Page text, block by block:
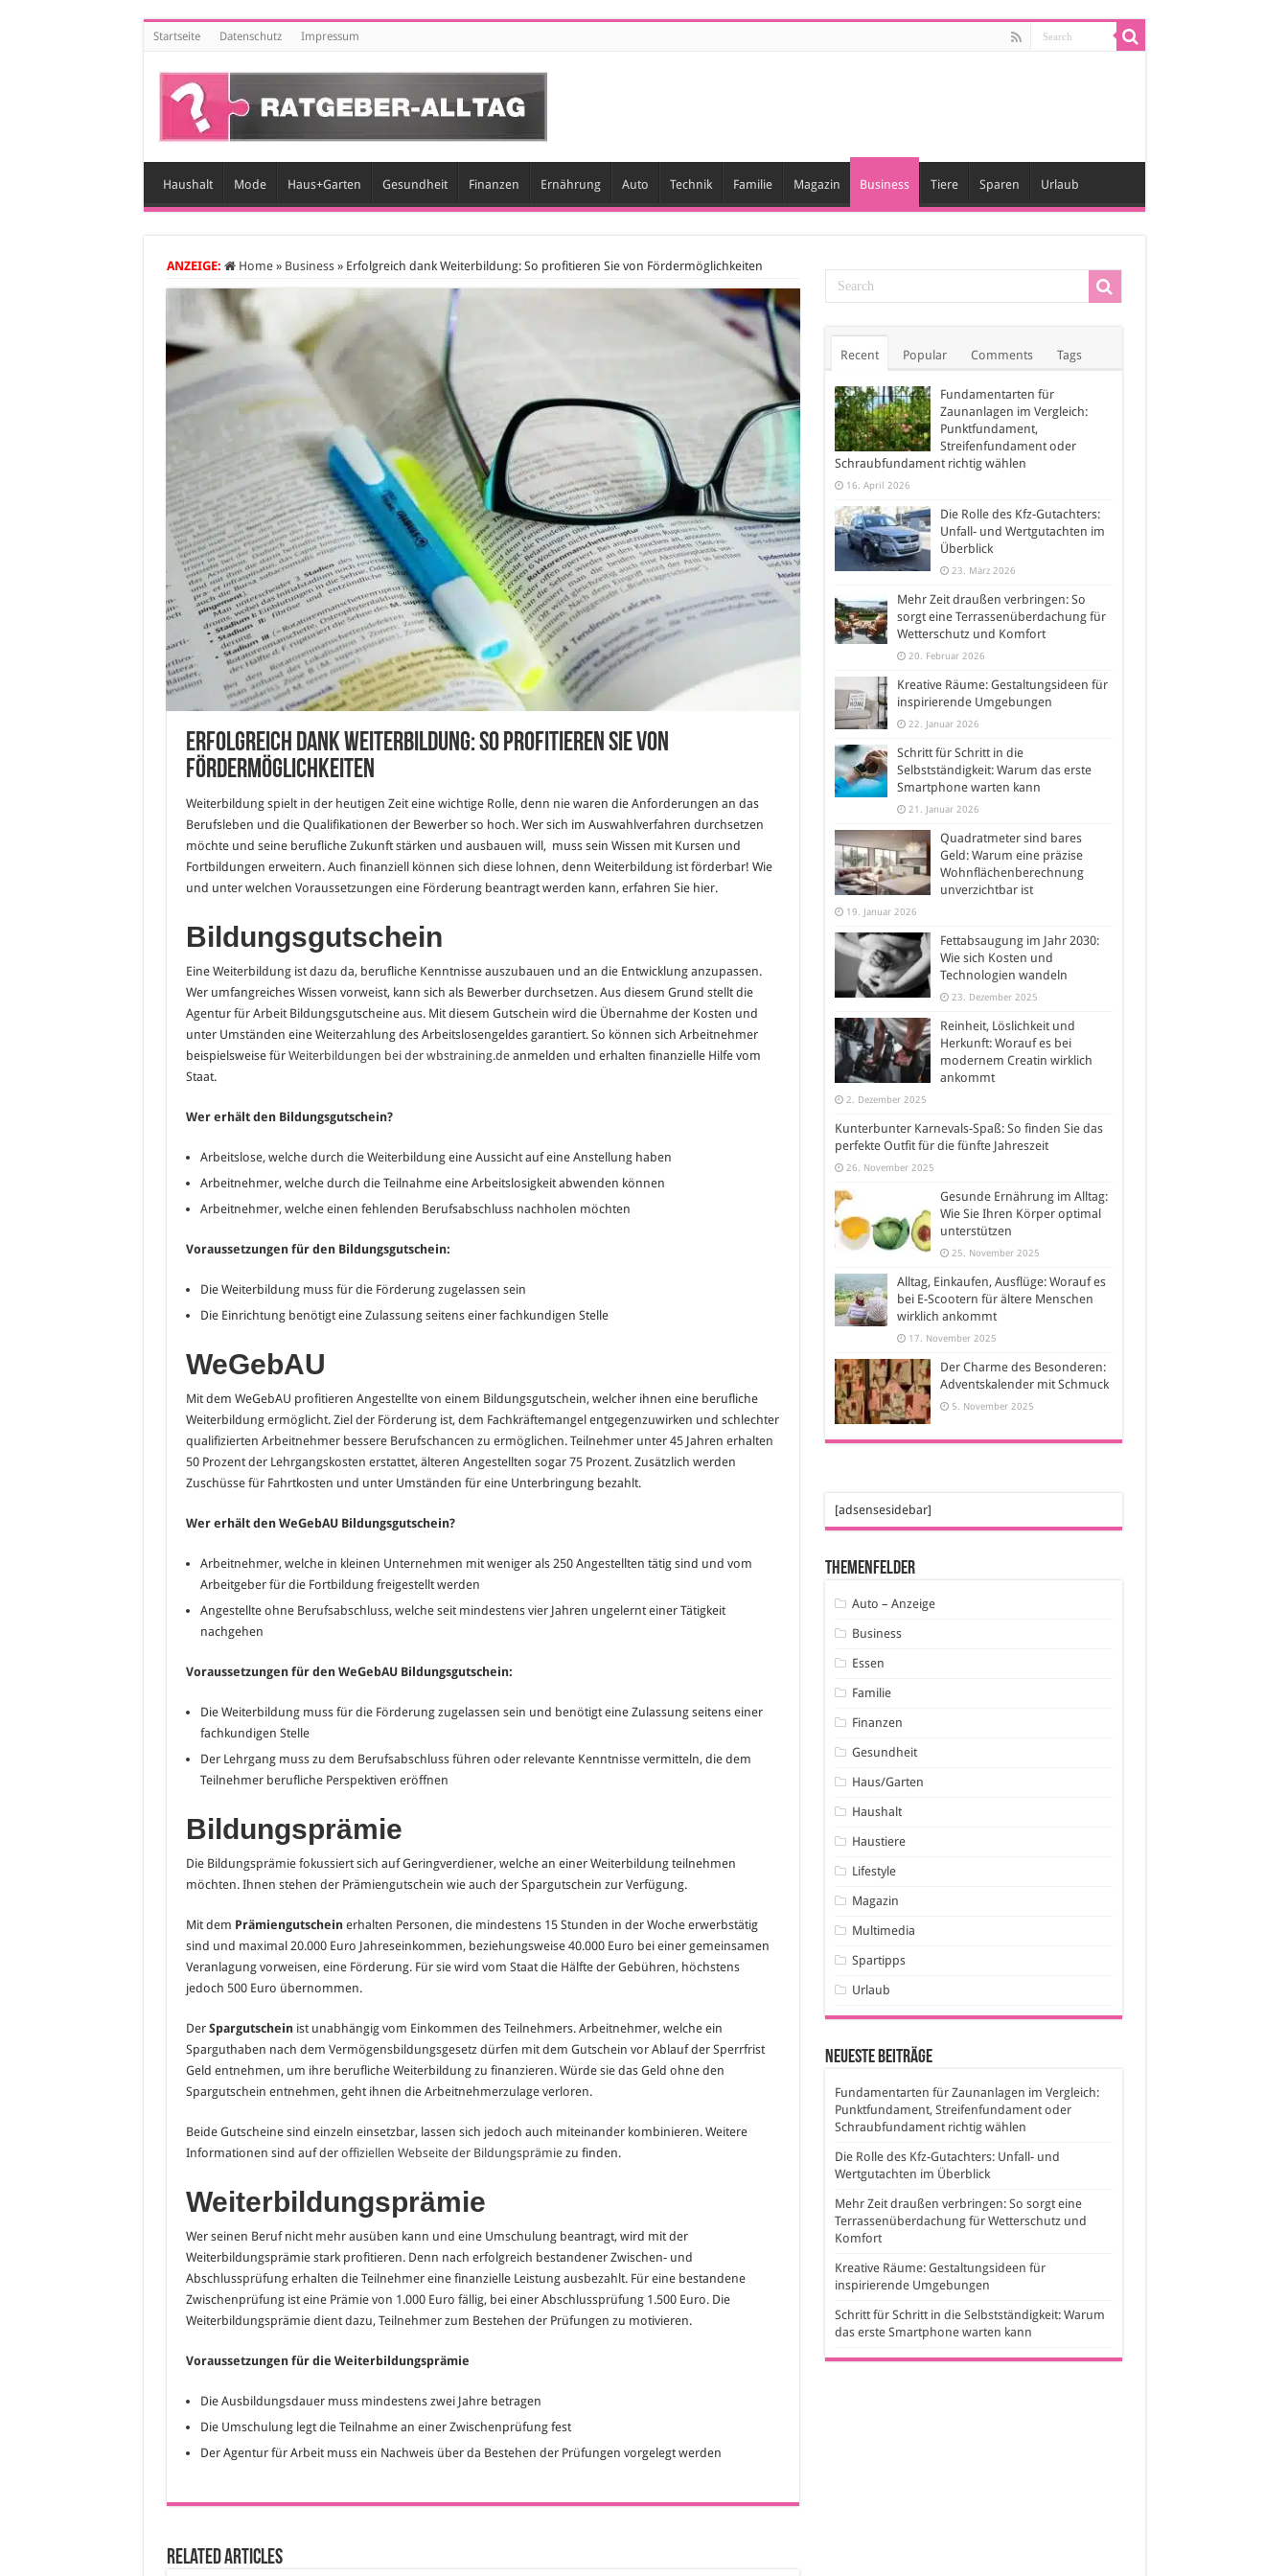
Startseite Datenschutz Impressum
Haushalt Mode Haus+Garten Gesundheit Finanzen Ernährung Auto Technik Familie Magazin Business Tiere Sparen Urlaub
ANZEIGE: Home » Business » Erfolgreich dank Weiterbildung: So profitieren Sie von Fördermöglichkeiten
Erfolgreich dank Weiterbildung: So profitieren Sie von
Fördermöglichkeiten
Weiterbildung spielt in der heutigen Zeit eine wichtige Rolle, denn nie waren die Anforderungen an das
Berufsleben und die Qualifikationen der Bewerber so hoch. Wer sich im Auswahlverfahren durchsetzen
möchte und seine berufliche Zukunft stärken und ausbauen will, muss sein Wissen mit Kursen und
Fortbildungen erweitern. Auch finanziell können sich diese lohnen, denn Weiterbildung ist förderbar! Wie
und unter welchen Voraussetzungen eine Förderung beantragt werden kann, erfahren Sie hier.
Bildungsgutschein
Eine Weiterbildung ist dazu da, berufliche Kenntnisse auszubauen und an die Entwicklung anzupassen.
Wer umfangreiches Wissen vorweist, kann sich als Bewerber durchsetzen. Aus diesem Grund stellt die
Agentur für Arbeit Bildungsgutscheine aus. Mit diesem Gutschein wird die Übernahme der Kosten und
unter Umständen eine Weiterzahlung des Arbeitslosengeldes garantiert. So können sich Arbeitnehmer
beispielsweise für Weiterbildungen bei der wbstraining.deanmelden und erhalten finanzielle Hilfe vom
Staat.
Wer erhält den Bildungsgutschein?
Arbeitslose, welche durch die Weiterbildung eine Aussicht auf eine Anstellung haben
Arbeitnehmer, welche durch die Teilnahme eine Arbeitslosigkeit abwenden können
Arbeitnehmer, welche einen fehlenden Berufsabschluss nachholen möchten
Voraussetzungen für den Bildungsgutschein:
Die Weiterbildung muss für die Förderung zugelassen sein
Die Einrichtung benötigt eine Zulassung seitens einer fachkundigen Stelle
WeGebAU
Mit dem WeGebAU profitieren Angestellte von einem Bildungsgutschein, welcher ihnen eine berufliche
Weiterbildung ermöglicht. Ziel der Förderung ist, dem Fachkräftemangel entgegenzuwirken und schlechter
qualifizierten Arbeitnehmer bessere Berufschancen zu ermöglichen. Teilnehmer unter 45 Jahren erhalten
50 Prozent der Lehrgangskosten erstattet, älteren Angestellten sogar 75 Prozent. Zusätzlich werden
Zuschüsse für Fahrtkosten und unter Umständen für eine Unterbringung bezahlt.
Wer erhält den WeGebAU Bildungsgutschein?
Arbeitnehmer, welche in kleinen Unternehmen mit weniger als 250 Angestellten tätig sind und vom
Arbeitgeber für die Fortbildung freigestellt werden
Angestellte ohne Berufsabschluss, welche seit mindestens vier Jahren ungelernt einer Tätigkeit
nachgehen
Voraussetzungen für den WeGebAU Bildungsgutschein:
Die Weiterbildung muss für die Förderung zugelassen sein und benötigt eine Zulassung seitens einer
fachkundigen Stelle
Der Lehrgang muss zu dem Berufsabschluss führen oder relevante Kenntnisse vermitteln, die dem
Teilnehmer berufliche Perspektiven eröffnen
Bildungsprämie
Die Bildungsprämie fokussiert sich auf Geringverdiener, welche an einer Weiterbildung teilnehmen
möchten. Ihnen stehen der Prämiengutschein wie auch der Spargutschein zur Verfügung.
Mit dem Prämiengutschein erhalten Personen, die mindestens 15 Stunden in der Woche erwerbstätig
sind und maximal 20.000 Euro Jahreseinkommen, beziehungsweise 40.000 Euro bei einer gemeinsamen
Veranlagung vorweisen, eine Förderung. Für sie wird vom Staat die Hälfte der Gebühren, höchstens
jedoch 500 Euro übernommen.
DerSpargutscheinist unabhängig vom Einkommen des Teilnehmers. Arbeitnehmer, welche ein
Sparguthaben nach dem Vermögensbildungsgesetz dürfen mit dem Gutschein vor Ablauf der Sperrfrist
Geld entnehmen, um ihre berufliche Weiterbildung zu finanzieren. Würde sie das Geld ohne den
Spargutschein entnehmen, geht ihnen die Arbeitnehmerzulage verloren.
Beide Gutscheine sind einzeln einsetzbar, lassen sich jedoch auch miteinander kombinieren. Weitere
Informationen sind auf der offiziellen Webseite der Bildungsprämiezu finden.
Weiterbildungsprämie
Wer seinen Beruf nicht mehr ausüben kann und eine Umschulung beantragt, wird mit der
Weiterbildungsprämie stark profitieren. Denn nach erfolgreich bestandener Zwischen- und
Abschlussprüfung erhalten die Teilnehmer eine finanzielle Leistung ausbezahlt. Für eine bestandene
Zwischenprüfung ist eine Prämie von 1.000 Euro fällig, bei einer Abschlussprüfung 1.500 Euro. Die
Weiterbildungsprämie dient dazu, Teilnehmer zum Bestehen der Prüfungen zu motivieren.
Voraussetzungen für die Weiterbildungsprämie
Die Ausbildungsdauer muss mindestens zwei Jahre betragen
Die Umschulung legt die Teilnahme an einer Zwischenprüfung fest
Der Agentur für Arbeit muss ein Nachweis über da Bestehen der Prüfungen vorgelegt werden
Related Articles
Recent Popular Comments Tags
Fundamentarten für
Zaunanlagen im Vergleich:
Punktfundament,
Streifenfundament oder
Schraubfundament richtig wählen
16. April 2026
Die Rolle des Kfz-Gutachters:
Unfall- und Wertgutachten im
Überblick
23. März 2026
Mehr Zeit draußen verbringen: So
sorgt eine Terrassenüberdachung für
Wetterschutz und Komfort
20. Februar 2026
Kreative Räume: Gestaltungsideen für
inspirierende Umgebungen
22. Januar 2026
Schritt für Schritt in die
Selbstständigkeit: Warum das erste
Smartphone warten kann
21. Januar 2026
Quadratmeter sind bares
Geld: Warum eine präzise
Wohnflächenberechnung
unverzichtbar ist
19. Januar 2026
Fettabsaugung im Jahr 2030:
Wie sich Kosten und
Technologien wandeln
23. Dezember 2025
Reinheit, Löslichkeit und
Herkunft: Worauf es bei
modernem Creatin wirklich
ankommt
2. Dezember 2025
Kunterbunter Karnevals-Spaß: So finden Sie das
perfekte Outfit für die fünfte Jahreszeit
26. November 2025
Gesunde Ernährung im Alltag:
Wie Sie Ihren Körper optimal
unterstützen
25. November 2025
Alltag, Einkaufen, Ausflüge: Worauf es
bei E-Scootern für ältere Menschen
wirklich ankommt
17. November 2025
Der Charme des Besonderen:
Adventskalender mit Schmuck
5. November 2025
[adsensesidebar]
Themenfelder
Auto – Anzeige
Business
Essen
Familie
Finanzen
Gesundheit
Haus/Garten
Haushalt
Haustiere
Lifestyle
Magazin
Multimedia
Spartipps
Urlaub
Neueste Beiträge
Fundamentarten für Zaunanlagen im Vergleich:
Punktfundament, Streifenfundament oder
Schraubfundament richtig wählen
Die Rolle des Kfz-Gutachters: Unfall- und
Wertgutachten im Überblick
Mehr Zeit draußen verbringen: So sorgt eine
Terrassenüberdachung für Wetterschutz und
Komfort
Kreative Räume: Gestaltungsideen für
inspirierende Umgebungen
Schritt für Schritt in die Selbstständigkeit: Warum
das erste Smartphone warten kann